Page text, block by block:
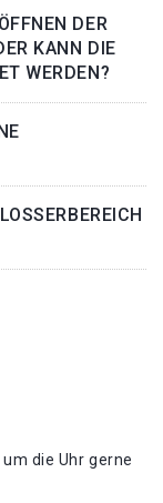
DER
KANN DIE
WERDEN?
die Uhr gerne